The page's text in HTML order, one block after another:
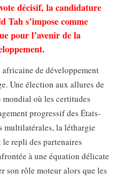
décisif, la candidature
s’impose comme
pour l’avenir de la
de développement
Une élection aux allures de
mondial où les certitudes
progressif des États-
multilatérales, la léthargie
repli des partenaires
à une équation délicate
son rôle moteur alors que les